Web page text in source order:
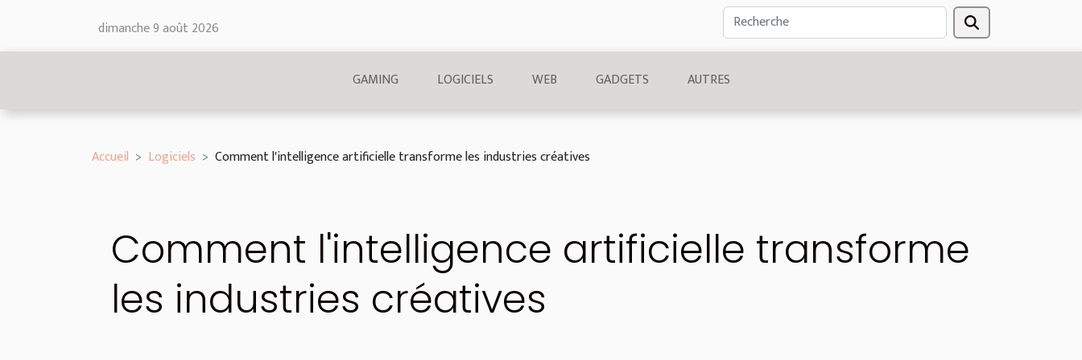
dimanche 9 août 2026
GAMING LOGICIELS WEB GADGETS AUTRES
Accueil Logiciels Comment l'intelligence artificielle transforme les industries créatives
Comment l'intelligence artificielle transforme
les industries créatives